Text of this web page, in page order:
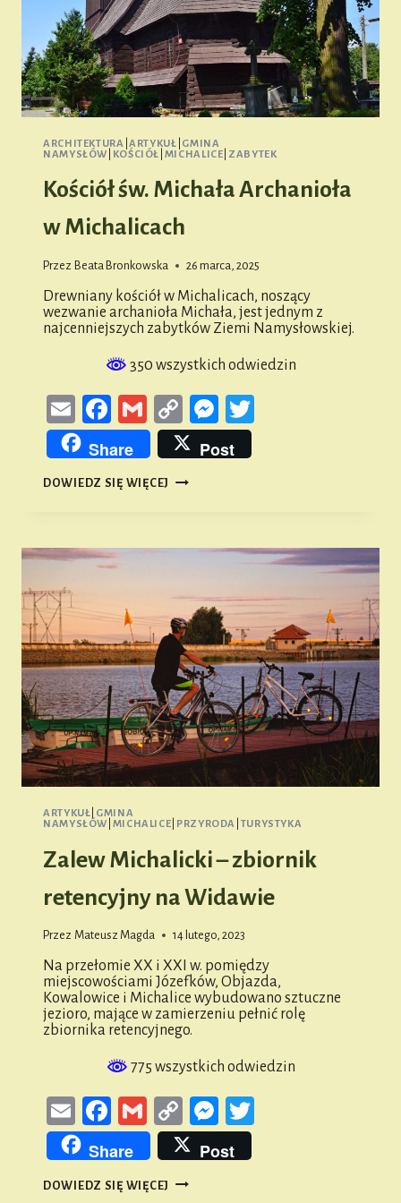
ARCHITEKTURA |ARTYKUŁ GMINA
NAMYSŁÓW
KOŚCIÓŁ MICHALICE ZABYTEK
Kościół św. Michała Archanioła
w Michalicach
Przez Beata Bronkowska 26 marca, 2025
Drewniany kościół w Michalicach, noszący
wezwanie archanioła Michała, jest jednym z
najcenniejszych zabytków Ziemi Namysłowskiej.
350 wszystkich odwiedzin
EmailFacebook
GmailCopy
Link
Messenger
Share Post
DOWIEDZ SIĘ WIĘCEJ KOŚCIÓŁ
ARTYKUŁ GMINA
NAMYSŁÓW MICHALICE PRZYRODA TURYSTYKA
Zalew Michalicki – zbiornik
retencyjny na Widawie
Przez Mateusz Magda 14 lutego, 2023
Na przełomie XX i XXI w. pomiędzy
miejscowościami Józefków, Objazda,
Kowalowice i Michalice wybudowano sztuczne
jezioro, mające w zamierzeniu pełnić rolę
zbiornika retencyjnego.
775 wszystkich odwiedzin
EmailFacebook
GmailCopy
Link
Messenger
Share Post
DOWIEDZ SIĘ WIĘCEJ ZALEW